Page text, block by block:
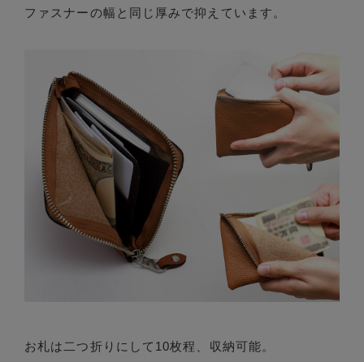
ファスナーの幅と同じ厚みで抑えています。
お札は二つ折りにして10枚程、収納可能。